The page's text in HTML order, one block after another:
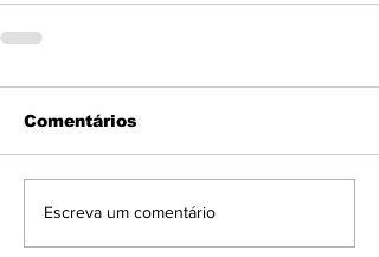
Comentários
Escreva um comentário